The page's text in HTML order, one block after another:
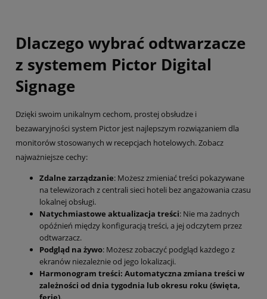
Dlaczego wybrać odtwarzacze
z systemem Pictor Digital
Signage
Dzięki swoim unikalnym cechom, prostej obsłudze i
bezawaryjności system Pictor jest najlepszym rozwiązaniem dla
monitorów stosowanych w recepcjach hotelowych. Zobacz
najważniejsze cechy:
Zdalne zarządzanie: Możesz zmieniać treści pokazywane
na telewizorach z centrali sieci hoteli bez angażowania czasu
lokalnej obsługi.
Natychmiastowe aktualizacja treści: Nie ma żadnych
opóźnień między konfiguracją treści, a jej odczytem przez
odtwarzacz.
Podgląd na żywo: Możesz zobaczyć podgląd każdego z
ekranów niezależnie od jego lokalizacji.
Harmonogram treści: Automatyczna zmiana treści w
zależności od dnia tygodnia lub okresu roku (święta,